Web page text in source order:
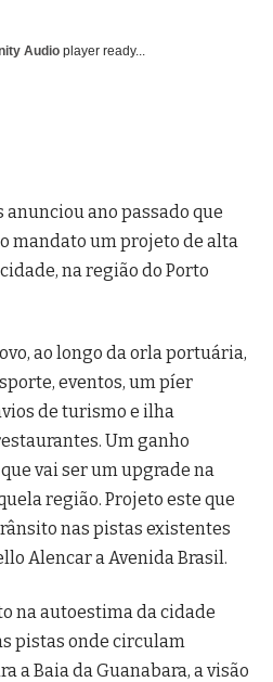
Audio player ready...
anunciou ano passado que
mandato um projeto de alta
na região do Porto
ao longo da orla portuária,
eventos, um píer
de turismo e ilha
Um ganho
vai ser um upgrade na
região. Projeto este que
nas pistas existentes
Alencar a Avenida Brasil.
na autoestima da cidade
pistas onde circulam
a Baia da Guanabara, a visão